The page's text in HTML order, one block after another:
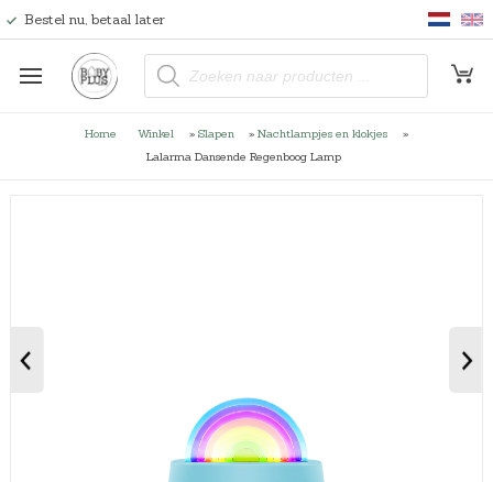
Bestel nu, betaal later
P
o
c
t
Home Winkel » Slapen » Nachtlampjes en klokjes
»
Lalarma Dansende Regenboog Lamp